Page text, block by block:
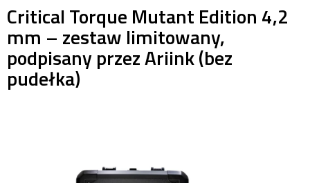
Critical Torque Mutant Edition 4,2
mm – zestaw limitowany,
podpisany przez Ariink (bez
pudełka)